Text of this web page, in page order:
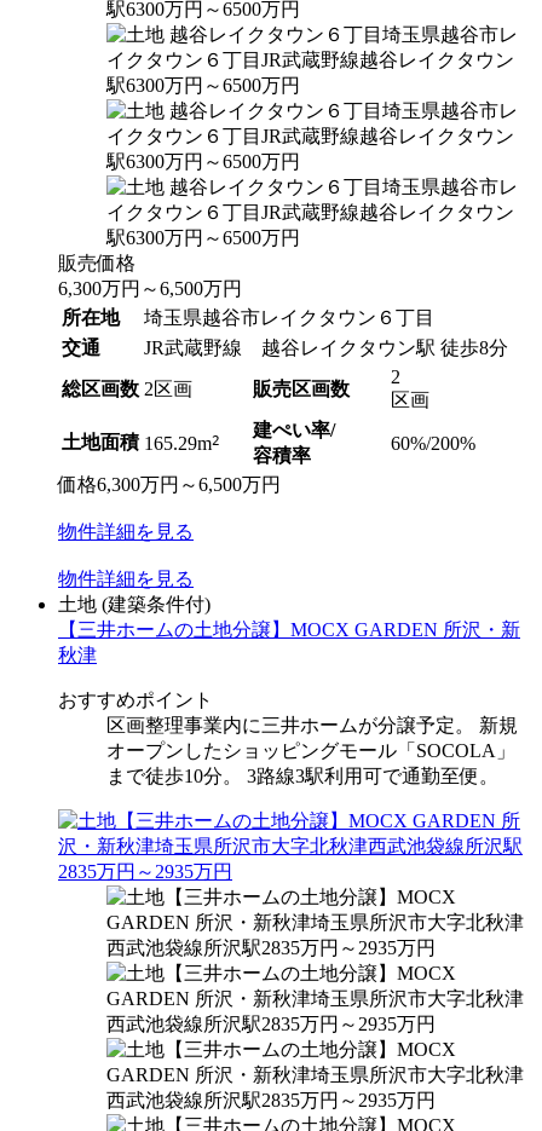
販売価格
6,300万円 ～6,500万円
所在地
埼玉県越谷市レイクタウン６丁目
交通
JR武蔵野線 越谷レイクタウン駅 徒歩8分
総区画数 2区画 販売区画数
2
区画
土地面積 165.29m2
建ぺい率/
容積率
60%/200%
価格6,300万円 ～6,500万円
物件詳細を見る
物件詳細を見る
土地 (建築条件付)
【三井ホームの土地分譲】MOCX GARDEN 所沢・新
秋津
おすすめポイント
区画整理事業内に三井ホームが分譲予定。 新規
オープンしたショッピングモール「SOCOLA」
まで徒歩10分。 3路線3駅利用可で通勤至便。